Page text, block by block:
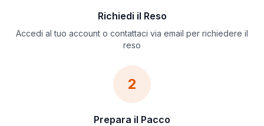
Richiedi il Reso
Accedi al tuo account o contattaci via email per richiedere il
reso
2
Prepara il Pacco